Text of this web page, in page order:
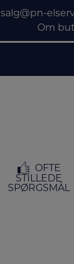
salg@pn-
Om
OFTE
STILLEDE
SPØRGSMÅL